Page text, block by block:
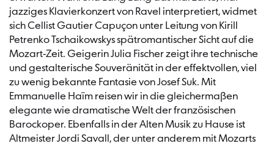
jazziges Klavierkonzert von Ravel interpretiert, widmet
sich Cellist Gautier Capuçon unter Leitung von Kirill
Petrenko Tschaikowskys spätromantischer Sicht auf die
Mozart-Zeit. Geigerin Julia Fischer zeigt ihre technische
und gestalterische Souveränität in der effektvollen, viel
zu wenig bekannte Fantasie von Josef Suk. Mit
Emmanuelle Haïm reisen wir in die gleichermaßen
elegante wie dramatische Welt der französischen
Barockoper. Ebenfalls in der Alten Musik zu Hause ist
Altmeister Jordi Savall, der unter anderem mit Mozarts